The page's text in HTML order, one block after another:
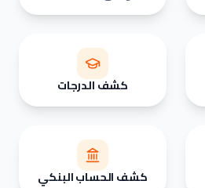
كشف الدرجات
كشف الحساب البنكي